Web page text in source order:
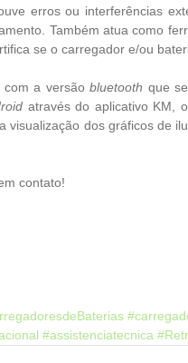
erros ou interferências
Também atua como
se o carregador e/ou
com a versão bluetooth que
através do aplicativo KM,
visualização dos gráficos de
contato!
#assistenciatecnica